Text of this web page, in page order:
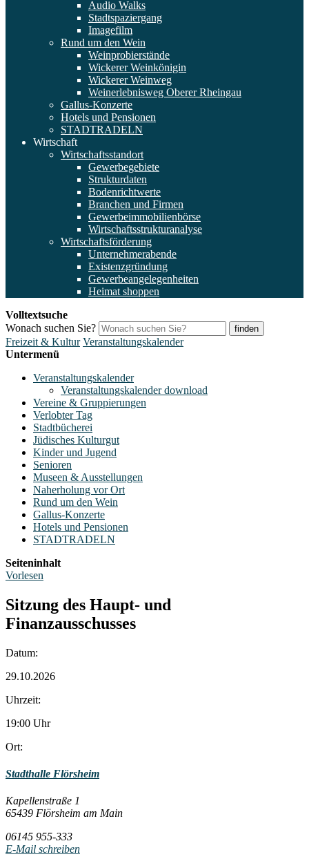
Audio Walks
Stadtspaziergang
Imagefilm
Rund um den Wein
Weinprobierstände
Wickerer Weinkönigin
Wickerer Weinweg
Weinerlebnisweg Oberer Rheingau
Gallus-Konzerte
Hotels und Pensionen
STADTRADELN
Wirtschaft
Wirtschaftsstandort
Gewerbegebiete
Strukturdaten
Bodenrichtwerte
Branchen und Firmen
Gewerbeimmobilienbörse
Wirtschaftsstrukturanalyse
Wirtschaftsförderung
Unternehmerabende
Existenzgründung
Gewerbeangelegenheiten
Heimat shoppen
Volltextsuche
Wonach suchen Sie?
finden
Freizeit & Kultur Veranstaltungskalender
Untermenü
Veranstaltungskalender
Veranstaltungskalender download
Vereine & Gruppierungen
Verlobter Tag
Stadtbücherei
Jüdisches Kulturgut
Kinder und Jugend
Senioren
Museen & Ausstellungen
Naherholung vor Ort
Rund um den Wein
Gallus-Konzerte
Hotels und Pensionen
STADTRADELN
Seiteninhalt
Vorlesen
Sitzung des Haupt- und
Finanzausschusses
Datum:
29.10.2026
Uhrzeit:
19:00 Uhr
Ort:
Stadthalle Flörsheim
Kapellenstraße 1
65439 Flörsheim am Main
06145 955-333
E-Mail schreiben